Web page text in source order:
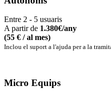
Entre 2 - 5 usuaris
A partir de 1.380€/any
(55 € / al mes)
Inclou el suport a l'ajuda per a la
Micro Equips